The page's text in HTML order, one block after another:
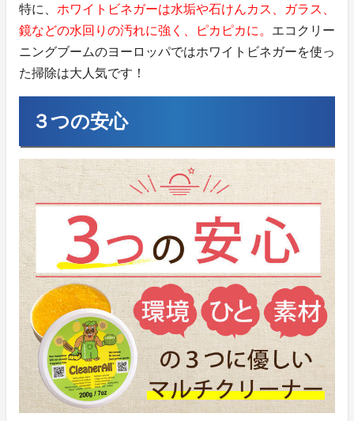
特に、 ホワイトビネガーは水垢や石けんカス、ガラス、
鏡などの水回りの汚れに強く、ピカピカに。 エコクリー
ニングブームのヨーロッパではホワイトビネガーを使っ
た掃除は大人気です！
３つの安心